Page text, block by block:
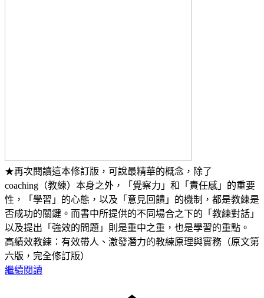
★再次閱讀這本修訂版，可說最精華的概念，除了
coaching（教練）本身之外，「覺察力」和「責任感」的重要
性，「學習」的心態，以及「意見回饋」的機制，都是教練是
否成功的關鍵。而書中所提供的不同場合之下的「教練對話」
以及提出「強效的問題」則是重中之重，也是學習的重點。
高績效教練：有效帶人、激發潛力的教練原理與實務（原文第
六版，完全修訂版）
繼續閱讀